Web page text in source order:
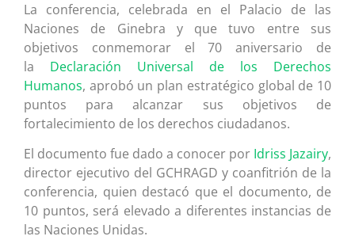
La conferencia, celebrada en el Palacio de las
Naciones de Ginebra y que tuvo entre sus
objetivos conmemorar el 70 aniversario de
la Declaración Universal de los Derechos
Humanos, aprobó un plan estratégico global de 10
puntos para alcanzar sus objetivos de
fortalecimiento de los derechos ciudadanos.
El documento fue dado a conocer por Idriss Jazairy,
director ejecutivo del GCHRAGD y coanfitrión de la
conferencia, quien destacó que el documento, de
10 puntos, será elevado a diferentes instancias de
las Naciones Unidas.